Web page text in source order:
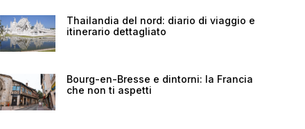
Thailandia del nord: diario di viaggio e
itinerario dettagliato
Bourg-en-Bresse e dintorni: la Francia
che non ti aspetti